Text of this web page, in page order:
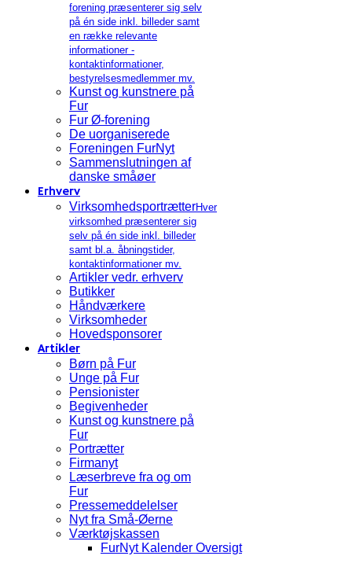
forening præsenterer sig selv
på én side inkl. billeder samt
en række relevante
informationer -
kontaktinformationer,
bestyrelsesmedlemmer mv.
Kunst og kunstnere på
Fur
Fur Ø-forening
De uorganiserede
Foreningen FurNyt
Sammenslutningen af
danske småøer
Erhverv
VirksomhedsportrætterHver
virksomhed præsenterer sig
selv på én side inkl. billeder
samt bl.a. åbningstider,
kontaktinformationer mv.
Artikler vedr. erhverv
Butikker
Håndværkere
Virksomheder
Hovedsponsorer
Artikler
Børn på Fur
Unge på Fur
Pensionister
Begivenheder
Kunst og kunstnere på
Fur
Portrætter
Firmanyt
Læserbreve fra og om
Fur
Pressemeddelelser
Nyt fra Små-Øerne
Værktøjskassen
FurNyt Kalender Oversigt